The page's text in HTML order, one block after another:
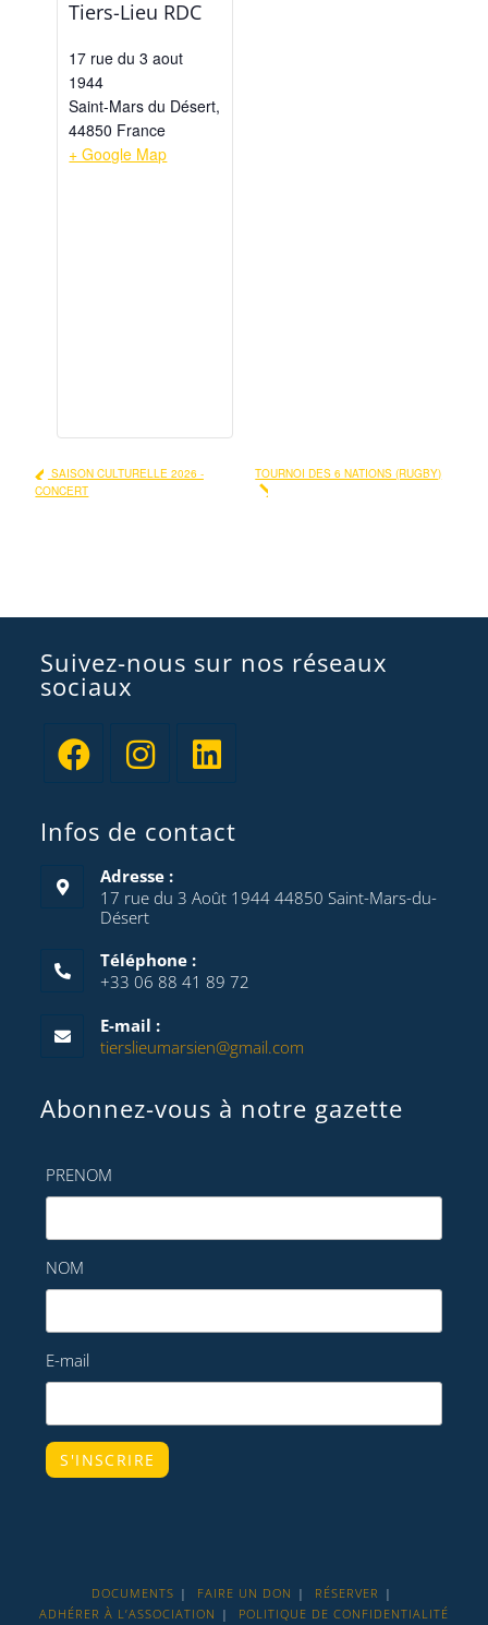
Tiers-Lieu RDC
17 rue du 3 aout
1944
Saint-Mars du Désert,
44850 France
+ Google Map
SAISON CULTURELLE 2026 -
CONCERT
TOURNOI DES 6 NATIONS (RUGBY)
Suivez-nous sur nos réseaux
sociaux
Infos de contact
Adresse :
17 rue du 3 Août 1944 44850 Saint-Mars-du-
Désert
Téléphone :
+33 06 88 41 89 72
E-mail :
tierslieumarsien@gmail.com
Abonnez-vous à notre gazette
PRENOM
NOM
E-mail
DOCUMENTS FAIRE UN DON
RÉSERVER
ADHÉRER À L’ASSOCIATION
POLITIQUE DE CONFIDENTIALITÉ